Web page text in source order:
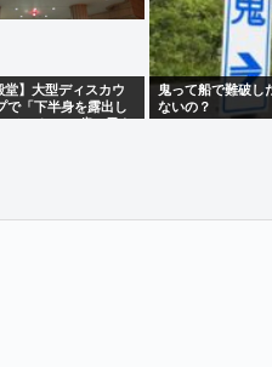
】大型ディスカウ
で「下半身を露出し
ている」 31歳の男を
鬼って船で難破し
ないの？